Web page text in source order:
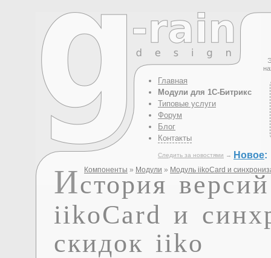
Главная
Модули для 1С-Битрикс
Типовые услуги
Форум
Блог
Контакты
Следить за новостями → Новое:
Компоненты » Модули » Модуль iikoCard и
История
iikoCard и
скидок iiko